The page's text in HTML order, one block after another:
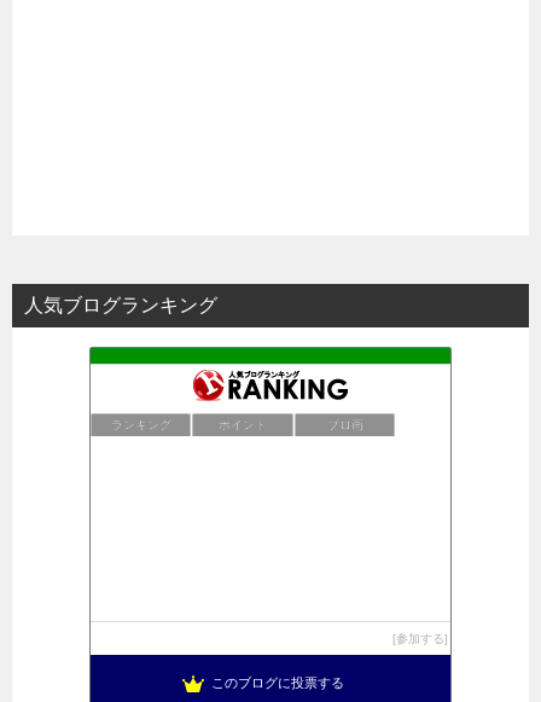
人気ブログランキング
ランキング ポイント ブロ画
参加する
このブログに投票する